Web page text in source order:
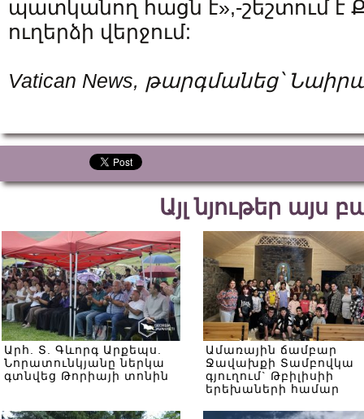
պատկանող հացն է»,-շեշտում
ուղերձի վերջում:
Vatican News, թարգմանեց՝
Այլ նյութեր այս
Արհ. Տ. Գևորգ Արքեպս.
Նորատունկյանը ներկա
գտնվեց Թորիայի տոնին
Ամառային ճամբար
Ջավախքի Տամբովկա
գյուղում` Թբիլիսիի
երեխաների համար